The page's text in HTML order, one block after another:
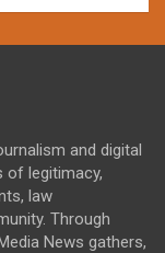
and digital
of legitimacy,
law
Through
News gathers,